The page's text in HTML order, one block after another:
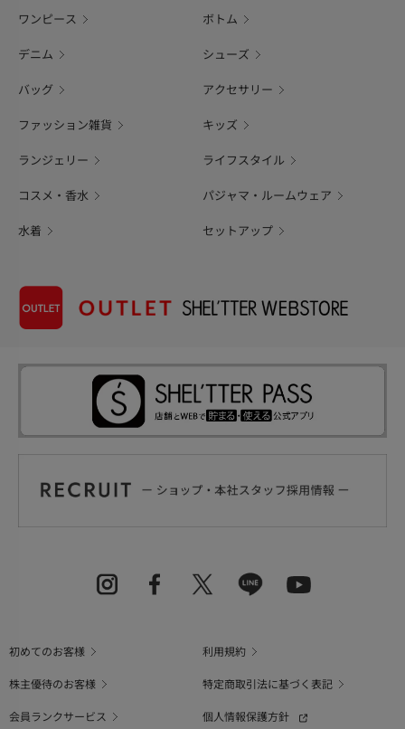
ワンピース ボトム
デニム シューズ
バッグ アクセサリー
ファッション雑貨 キッズ
ランジェリー ライフスタイル
コスメ・香水 パジャマ・ルームウェア
水着 セットアップ
初めてのお客様
利用規約
株主優待のお客様
特定商取引法に基づく表記
会員ランクサービス
個人情報保護方針